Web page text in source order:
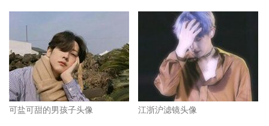
可盐可甜的男孩子头像 江浙沪滤镜头像